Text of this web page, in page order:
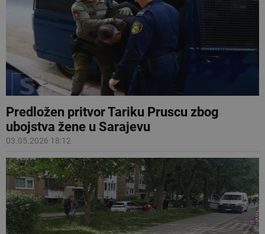
Predložen pritvor Tariku Pruscu zbog
ubojstva žene u Sarajevu
03.05.2026 18:12